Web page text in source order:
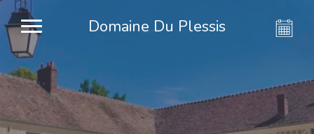
Domaine Du Plessis